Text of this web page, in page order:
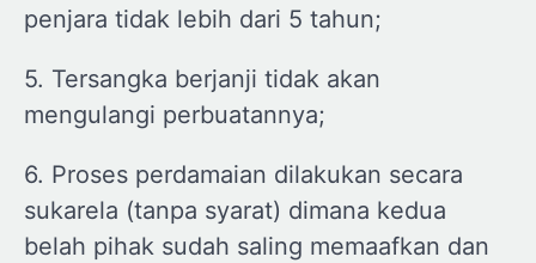
penjara tidak lebih dari 5 tahun;
5. Tersangka berjanji tidak akan
mengulangi perbuatannya;
6. Proses perdamaian dilakukan secara
sukarela (tanpa syarat) dimana kedua
belah pihak sudah saling memaafkan dan